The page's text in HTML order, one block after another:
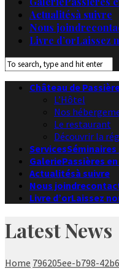
Actualitésà suivre
Nous joindre
Livre d’orLaissez
Château de
L’Hôtel
Nos
Le restaurant
Découvrir la
Services
GaleriePassières
Actualitésà suivre
Nous joindre
Livre d’orLaissez
Latest News
Home 796205ee-b798-